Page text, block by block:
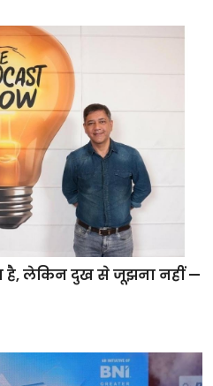
है, लेकिन दुख से जूझना नहीं —